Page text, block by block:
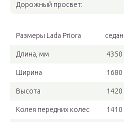
Дорожный просвет:
Размеры Lada Priora седан
Длина, мм 4350
Ширина 1680
Высота 1420
Колея передних колес 1410